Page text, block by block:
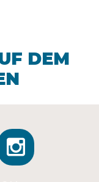
DEM